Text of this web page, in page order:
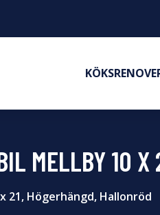
MELLBY 10 X
21, Högerhängd, Hallonröd